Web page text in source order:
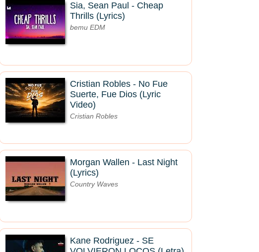
Sia, Sean Paul - Cheap
Thrills (Lyrics)
bemu EDM
Cristian Robles - No Fue
Suerte, Fue Dios (Lyric
Video)
Cristian Robles
Morgan Wallen - Last Night
(Lyrics)
Country Waves
Kane Rodriguez - SE